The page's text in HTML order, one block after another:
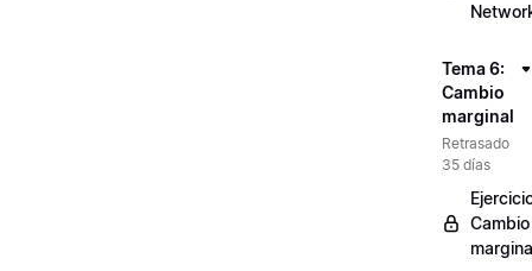
Tema 6:
Cambio
marginal
Retrasado
35 días
Cambio